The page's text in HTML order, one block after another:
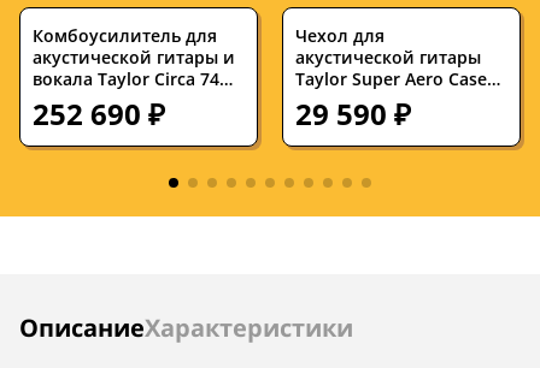
Обечайка
Гриф
махагони
махагони
Накладка на гриф
палисандр
В комплекте
чехол кейс
Комбоусилитель для
акустической гитары и
вокала Taylor Circa 74
AV150-10 150W 1x10
Bluetooth с подставкой
Blackwood, 2 канала, 3-
252 690 ₽
Чехол для
акустической гитары
Taylor Super Aero Case
Brown
29 590 ₽
ОписаниеХарактеристики
Инструкции